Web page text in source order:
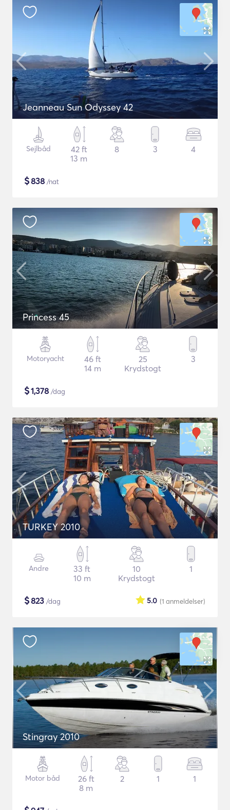
Jeanneau Sun Odyssey 42
Sejlbåd
42 ft
13 m
8 3 4
$838 /nat
Princess 45
Motoryacht
46 ft
14 m
25
Krydstogt
3
$1,378 /dag
TURKEY 2010
Andre
33 ft
10 m
10
Krydstogt
1
$823 /dag (1 anmeldelser)
5.0
Stingray 2010
Motor båd
26 ft
8 m
2 1 1